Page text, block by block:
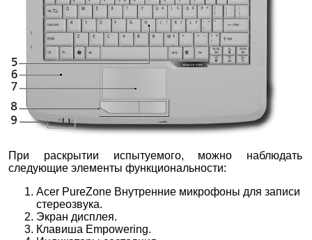
При раскрытии испытуемого, можно наблюдать
следующие элементы функциональности:
Acer PureZone Внутренние микрофоны для записи
стереозвука.
Экран дисплея.
Клавиша Empowering.